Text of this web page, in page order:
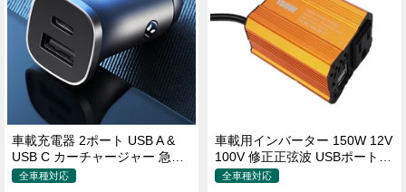
車載充電器 2ポート USB A &
USB C カーチャージャー 急速
充電USB [36W 12V-24V ]
全車種対応
車載用インバーター 150W 12V
100V 修正正弦波 USBポート2
口 コンバーター 防災用品 チャ
全車種対応